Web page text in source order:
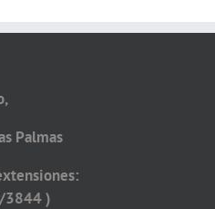
Palmas
)